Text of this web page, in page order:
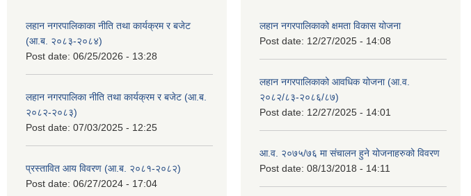
लहान नगरपालिकाका नीति तथा कार्यक्रम र बजेट
(आ.ब. २०८३-२०८४)
Post date: 06/25/2026 - 13:28
लहान नगरपालिका नीति तथा कार्यक्रम र बजेट (आ.ब.
२०८२-२०८३)
Post date: 07/03/2025 - 12:25
प्रस्तावित आय विवरण (आ.ब. २०८१-२०८२)
Post date: 06/27/2024 - 17:04
लहान नगरपालिकाको क्षमता विकास योजना
Post date: 12/27/2025 - 14:08
लहान नगरपालिकाको आवधिक योजना (आ.व.
२०८२/८३-२०८६/८७)
Post date: 12/27/2025 - 14:01
आ.व. २०७५/७६ मा संचालन हुने योजनाहरुको विवरण
Post date: 08/13/2018 - 14:11